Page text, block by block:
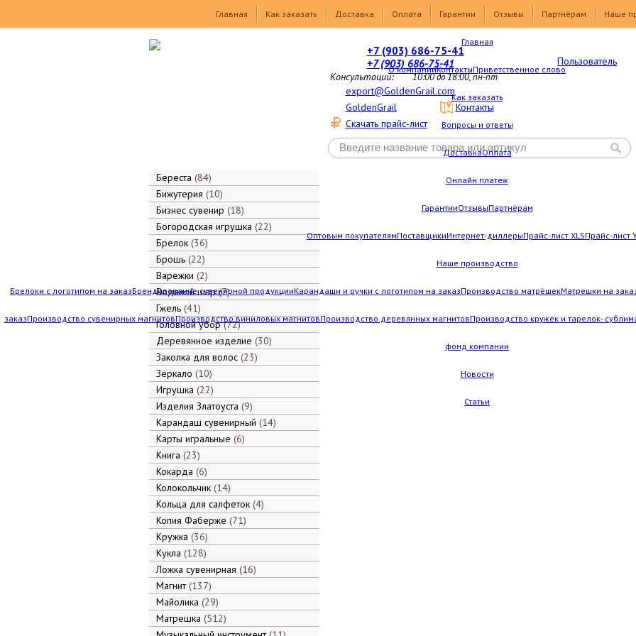
Главная
Как заказать Доставка Оплата Гарантии Отзывы Партнёрам Наше
Главная
О компанииКонтактыПриветственное слово
Как заказать
Вопросы и ответы
ДоставкаОплата
Онлайн платеж
ГарантииОтзывыПартнёрам
Оптовым покупателямПоставщикиИнтернет-диллерыПрайс-лист XLSПрайс-лист
Наше производство
Брелоки с логотипом на заказБрендирование сувенирной продукцииКарандаши и ручки с логотипом на заказПроизводство матрёшекМатрешки на
заказПроизводство сувенирных магнитовПроизводство виниловых магнитовПроизводство деревянных магнитовПроизводство кружек и тарелок-
фонд компании
Новости
Статьи
+7 (903) 686-75-41
+7 (903) 686-75-41
Консультации: 10:00 до 18:00, пн-пт
export@GoldenGrail.com
GoldenGrail
Скачать прайс-лист
Контакты
Пользователь
Береста 84
Бижутерия 10
Бизнес сувенир 18
Богородская игрушка 22
Брелок 36
Брошь 22
Варежки 2
Водяной шар 7
Гжель 41
Головной убор 72
Деревянное изделие 30
Заколка для волос 23
Зеркало 10
Игрушка 22
Изделия Златоуста 9
Карандаш сувенирный 14
Карты игральные 6
Книга 23
Кокарда 6
Колокольчик 14
Кольца для салфеток 4
Копия Фаберже 71
Кружка 36
Кукла 128
Ложка сувенирная 16
Магнит 137
Майолика 29
Матрешка 512